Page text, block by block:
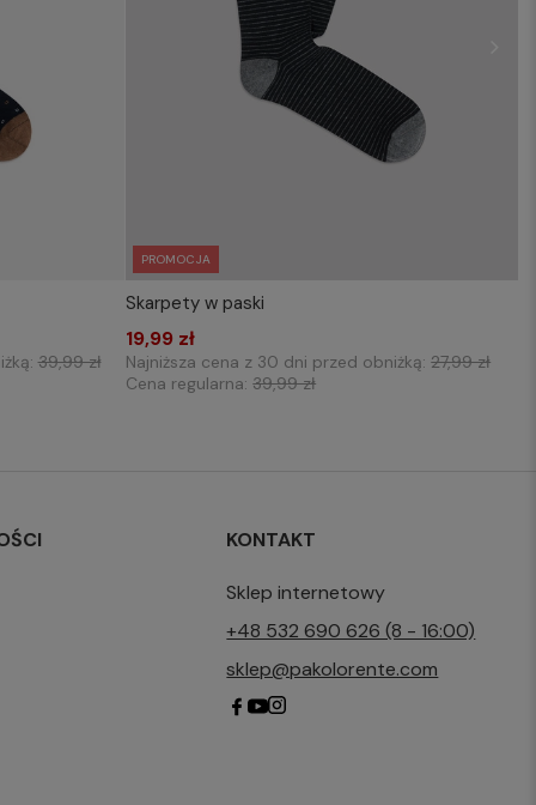
39,99 zł
PROMOCJA
WYBIERZ ROZMIAR DO KOSZYKA
Skarpety w paski
19,99 zł
Najniższa cena z 30 dni przed obniżką:27,99 zł
Cena regularna:39,99 zł
KONTAKT
Sklep internetowy
+48 532 690 626 (8 - 16:00)
sklep@pakolorente.com